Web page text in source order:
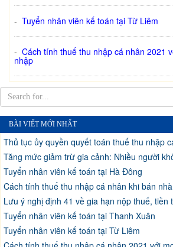
- Tuyển nhân viên kế toán tại Từ Liêm
- Cách tính thuế thu nhập cá nhân 2021
nhập
BÀI VIẾT MỚI NHẤT
Thủ tục ủy quyền quyết toán thuế thu nhập
Tăng mức giảm trừ gia cảnh: Nhiều người
Tuyển nhân viên kế toán tại Hà Đông
Cách tính thuế thu nhập cá nhân khi bán
Lưu ý nghị định 41 về gia hạn nộp thuế, tiền
Tuyển nhân viên kế toán tại Thanh Xuân
Tuyển nhân viên kế toán tại Từ Liêm